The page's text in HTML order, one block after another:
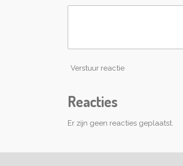
Verstuur reactie
Reacties
Er zijn geen reacties geplaatst.